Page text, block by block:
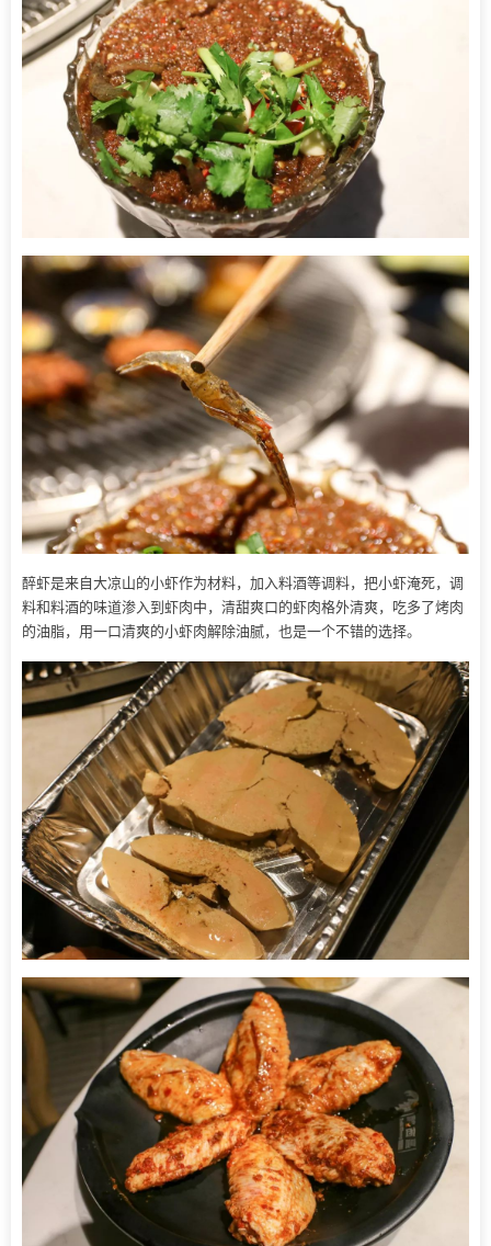
醉虾是来自大凉山的小虾作为材料，加入料酒等调料，把小虾淹死，调
料和料酒的味道渗入到虾肉中，清甜爽口的虾肉格外清爽，吃多了烤肉
的油脂，用一口清爽的小虾肉解除油腻，也是一个不错的选择。